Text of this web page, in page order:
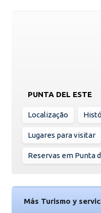
PUNTA DEL ESTE
Localização
Lugares para visitar
Reservas em Punta
Más Turismo y